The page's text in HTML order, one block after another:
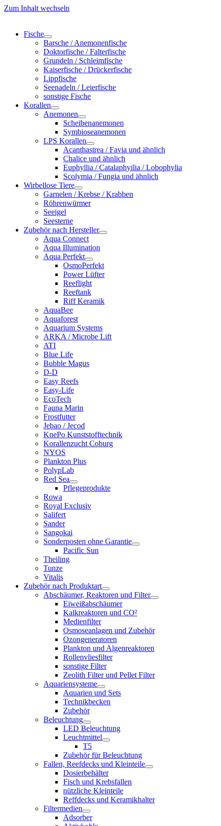
Zum Inhalt wechseln
Fische
Barsche / Anemonenfische
Doktorfische / Falterfische
Grundeln / Schleimfische
Kaiserfische / Drückerfische
Lippfische
Seenadeln / Leierfische
sonstige Fische
Korallen
Anemonen
Scheibenanemonen
Symbioseanemonen
LPS Korallen
Acanthastrea / Favia und ähnlich
Chalice und ähnlich
Euphyllia / Catalaphyilia / Lobophylia
Scolymia / Fungia und ähnlich
Wirbellose Tiere
Garnelen / Krebse / Krabben
Röhrenwürmer
Seeigel
Seesterne
Zubehör nach Hersteller
Aqua Connect
Aqua Illumination
Aqua Perfekt
OsmoPerfekt
Power Lüfter
Reeflight
Reeftank
Riff Keramik
AquaBee
Aquaforest
Aquarium Systems
ARKA / Microbe Lift
ATI
Blue Life
Bubble Magus
D-D
Easy Reefs
Easy-Life
EcoTech
Fauna Marin
Frostfutter
Jebao / Jecod
KnePo Kunststofftechnik
Korallenzucht Coburg
NYOS
Plankton Plus
PolypLab
Red Sea
Pflegeprodukte
Rowa
Royal Exclusiv
Salifert
Sander
Sangokai
Sonderposten ohne Garantie
Pacific Sun
Theiling
Tunze
Vitalis
Zubehör nach Produktart
Abschäumer, Reaktoren und Filter
Eiweißabschäumer
Kalkreaktoren und CO²
Medienfilter
Osmoseanlagen und Zubehör
Ozongeneratoren
Plankton und Algenreaktoren
Rollenvliesfilter
sonstige Filter
Zeolith Filter und Pellet Filter
Aquariensysteme
Aquarien und Sets
Technikbecken
Zubehör
Beleuchtung
LED Beleuchtung
Leuchtmittel
T5
Zubehör für Beleuchtung
Fallen, Reefdecks und Kleinteile
Dosierbehälter
Fisch und Krebsfallen
nützliche Kleinteile
Reffdecks und Keramikhalter
Filtermedien
Adsorber